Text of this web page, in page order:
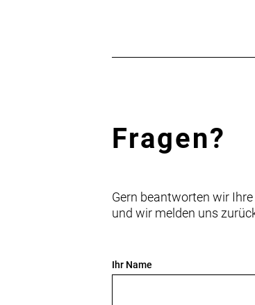
Fragen?
Gern beantworten wir
und wir melden uns
Ihr Name